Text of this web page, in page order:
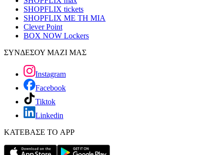
SHOPFLIX tickets
SHOPFLIX ΜΕ ΤΗ ΜΙΑ
Clever Point
BOX NOW Lockers
ΣΥΝΔΕΣΟΥ ΜΑΖΙ ΜΑΣ
Instagram
Facebook
Tiktok
Linkedin
ΚΑΤΕΒΑΣΕ ΤΟ APP